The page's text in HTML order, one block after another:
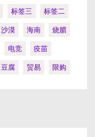
标签三
标签二
沙漠 海南
烧腊
电竞
疫苗
豆腐 贸易 限购